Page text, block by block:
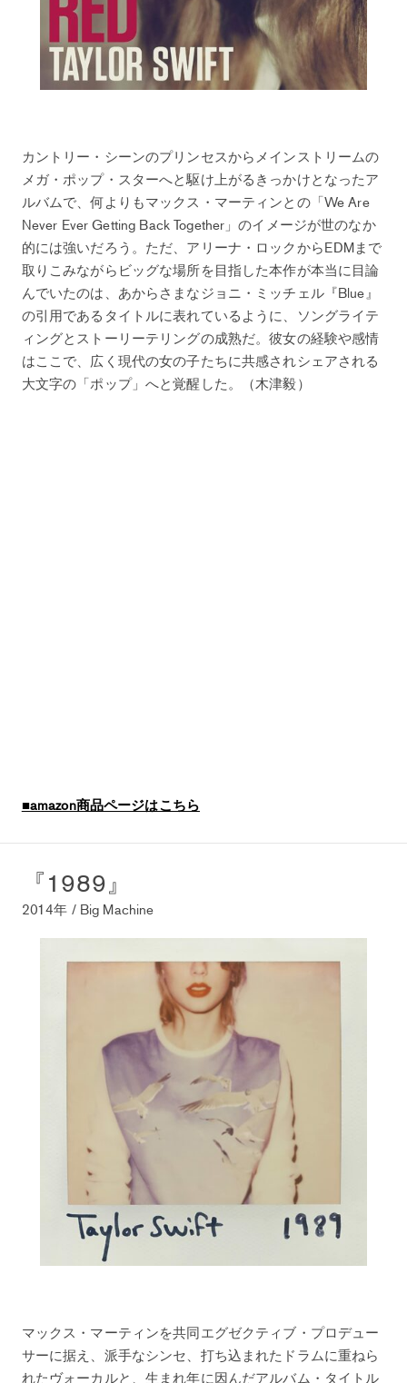
カントリー・シーンのプリンセスからメインストリームの
メガ・ポップ・スターへと駆け上がるきっかけとなったア
ルバムで、何よりもマックス・マーティンとの「We Are
Never Ever Getting Back Together」のイメージが世のなか
的には強いだろう。ただ、アリーナ・ロックからEDMまで
取りこみながらビッグな場所を目指した本作が本当に目論
んでいたのは、あからさまなジョニ・ミッチェル『Blue』
の引用であるタイトルに表れているように、ソングライテ
ィングとストーリーテリングの成熟だ。彼女の経験や感情
はここで、広く現代の女の子たちに共感されシェアされる
大文字の「ポップ」へと覚醒した。（木津毅）
■amazon商品ページはこちら
『1989』
2014年 / Big Machine
マックス・マーティンを共同エグゼクティブ・プロデュー
サーに据え、派手なシンセ、打ち込まれたドラムに重ねら
れたヴォーカルと、生まれ年に因んだアルバム・タイトル